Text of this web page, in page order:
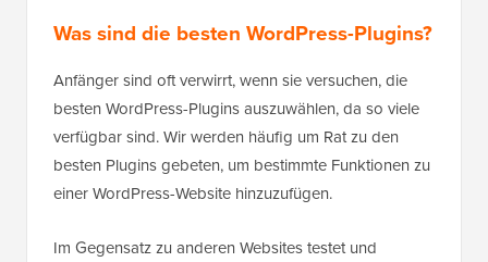
Was sind die besten WordPress-Plugins?
Anfänger sind oft verwirrt, wenn sie versuchen, die
besten WordPress-Plugins auszuwählen, da so viele
verfügbar sind. Wir werden häufig um Rat zu den
besten Plugins gebeten, um bestimmte Funktionen zu
einer WordPress-Website hinzuzufügen.
Im Gegensatz zu anderen Websites testet und